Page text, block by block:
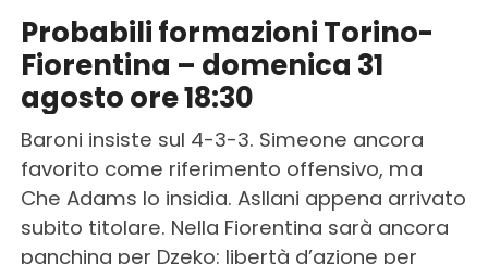
Probabili formazioni Torino-
Fiorentina – domenica 31
agosto ore 18:30
Baroni insiste sul 4-3-3. Simeone ancora
favorito come riferimento offensivo, ma
Che Adams lo insidia. Asllani appena arrivato
subito titolare. Nella Fiorentina sarà ancora
panchina per Dzeko: libertà d’azione per